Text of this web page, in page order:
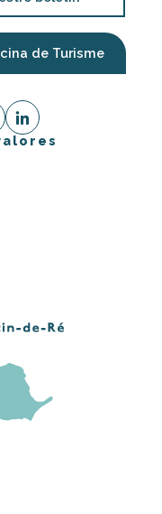
de Turisme